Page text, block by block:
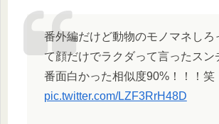
番外編だけど動物のモノマネしろ
て顔だけでラクダって言ったスン
番面白かった相似度90%！！！笑
pic.twitter.com/LZF3RrH48D